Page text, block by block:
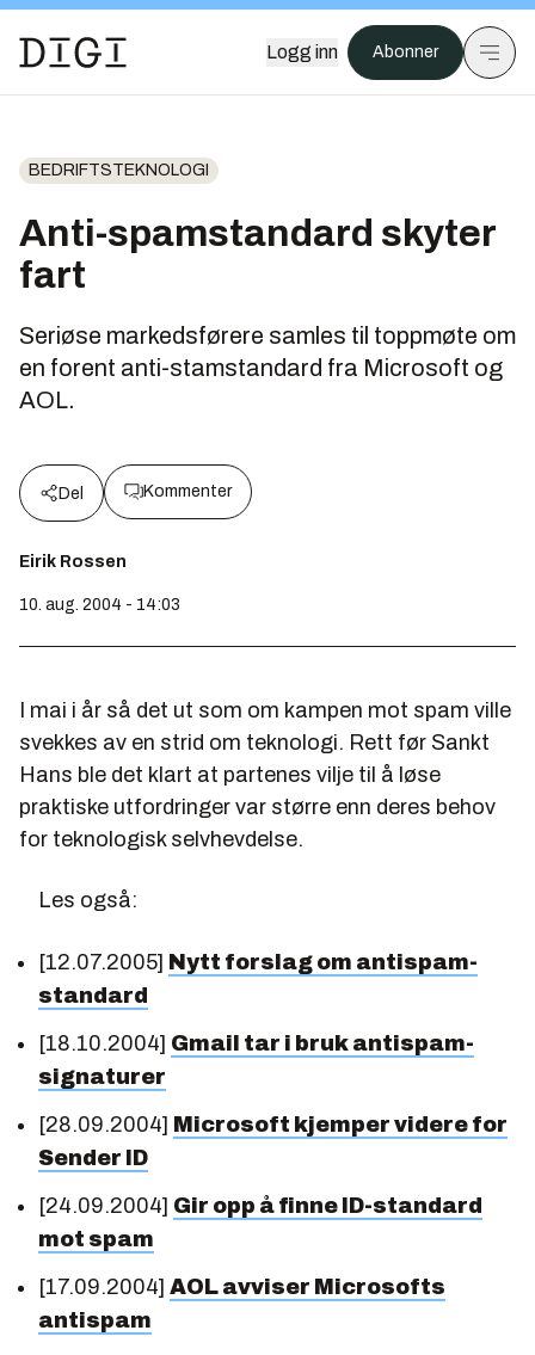
Logg inn Abonner
BEDRIFTSTEKNOLOGI
Anti-spamstandard skyter
fart
Seriøse markedsførere samles til toppmøte om
en forent anti-stamstandard fra Microsoft og
AOL.
Del Kommenter
Eirik Rossen
10. aug. 2004 - 14:03
I mai i år så det ut som om kampen mot spam ville
svekkes av en strid om teknologi. Rett før Sankt
Hans ble det klart at partenes vilje til å løse
praktiske utfordringer var større enn deres behov
for teknologisk selvhevdelse.
Les også:
[12.07.2005] Nytt forslag om antispam-
standard
[18.10.2004] Gmail tar i bruk antispam-
signaturer
[28.09.2004] Microsoft kjemper videre for
Sender ID
[24.09.2004] Gir opp å finne ID-standard
mot spam
[17.09.2004] AOL avviser Microsofts
antispam